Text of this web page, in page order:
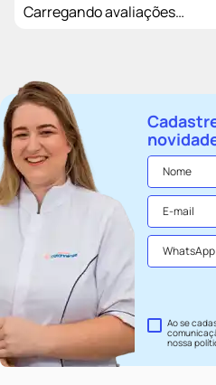
Carregando avaliações…
Ao se
nossa